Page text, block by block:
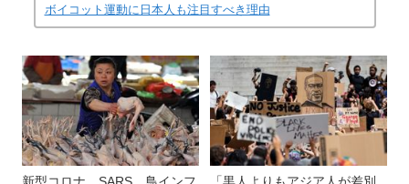
ボイコット運動に日本人も注目すべき理由
新型コロナ、SARS、鳥インフ
「黒人よりもアジア人が差別